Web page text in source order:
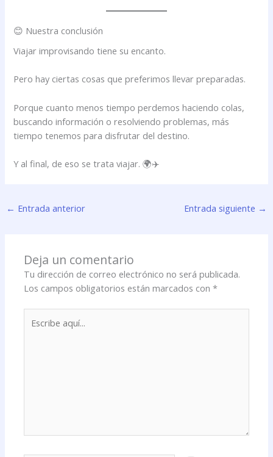
😊 Nuestra conclusión
Viajar improvisando tiene su encanto.
Pero hay ciertas cosas que preferimos llevar preparadas.
Porque cuanto menos tiempo perdemos haciendo colas,
buscando información o resolviendo problemas, más
tiempo tenemos para disfrutar del destino.
Y al final, de eso se trata viajar. 🌍✈️
← Entrada anterior Entrada siguiente →
Deja un comentario
Tu dirección de correo electrónico no será publicada.
Los campos obligatorios están marcados con*
aquí...